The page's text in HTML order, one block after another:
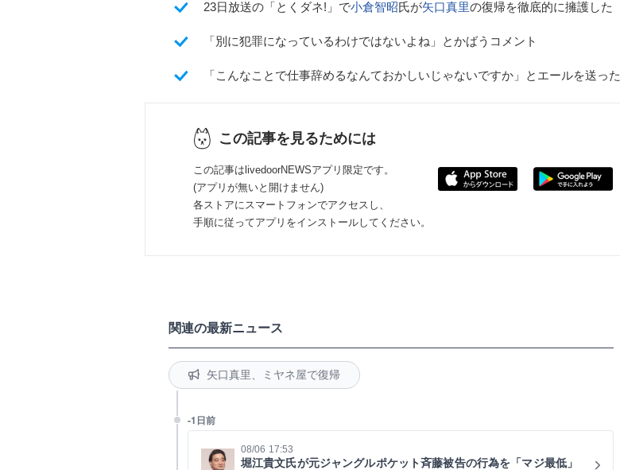
23日放送の「とくダネ!」で小倉智昭氏が矢口真里の復帰を徹底的に擁護した
「別に犯罪になっているわけではないよね」とかばうコメント
「こんなことで仕事辞めるなんておかしいじゃないですか」とエールを送った
この記事を見るためには
この記事はlivedoorNEWSアプリ限定です。
(アプリが無いと開けません)
各ストアにスマートフォンでアクセスし、
手順に従ってアプリをインストールしてください。
関連の最新ニュース
矢口真里、ミヤネ屋で復帰
-1日前
08/06 17:53
堀江貴文氏が元ジャングルポケット斉藤被告の行為を「マジ最低」